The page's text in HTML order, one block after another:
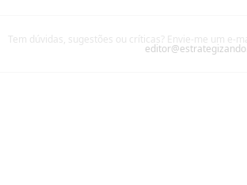
Tem dúvidas, sugestões ou críticas? Envie-me um e-